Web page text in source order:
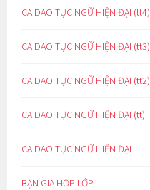
CA DAO TỤC NGỮ HIỆN ĐẠI (tt4)
CA DAO TỤC NGỮ HIỆN ĐẠI (tt3)
CA DAO TỤC NGỮ HIỆN ĐẠI (tt2)
CA DAO TỤC NGỮ HIỆN ĐẠI (tt)
CA DAO TỤC NGỮ HIỆN ĐẠI
BẠN GIÀ HỌP LỚP